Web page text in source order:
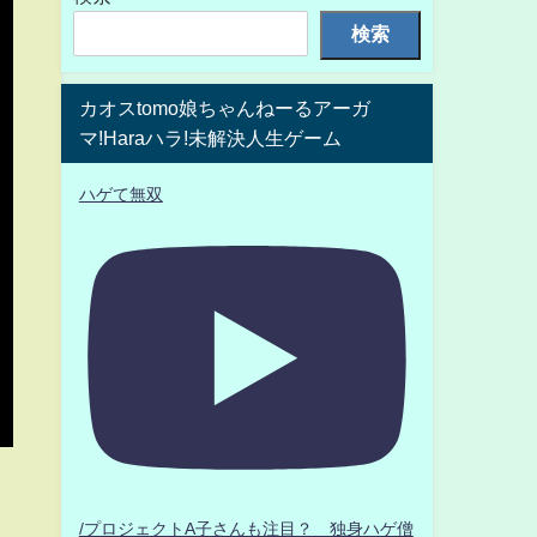
検索
カオスtomo娘ちゃんねーるアーガ
マ!Haraハラ!未解決人生ゲーム
ハゲて無双
/プロジェクトA子さんも注目？ 独身ハゲ僧